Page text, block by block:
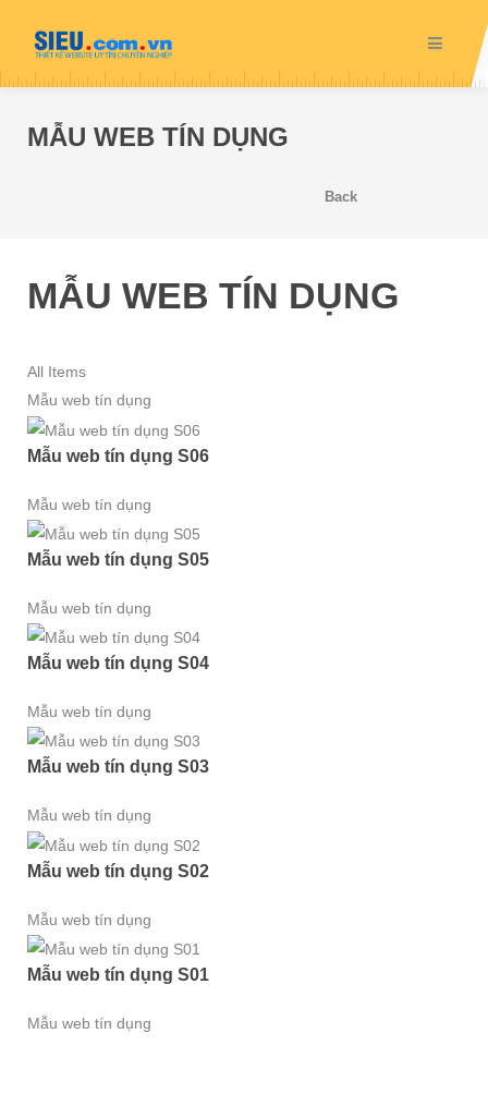
MẪU WEB TÍN DỤNG
Back
MẪU WEB TÍN DỤNG
All Items
Mẫu web tín dụng
Mẫu web tín dụng S06
Mẫu web tín dụng
Mẫu web tín dụng S05
Mẫu web tín dụng
Mẫu web tín dụng S04
Mẫu web tín dụng
Mẫu web tín dụng S03
Mẫu web tín dụng
Mẫu web tín dụng S02
Mẫu web tín dụng
Mẫu web tín dụng S01
Mẫu web tín dụng